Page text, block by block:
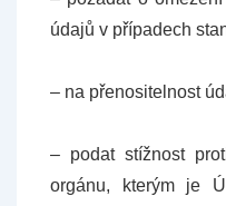
údajů v případech
– na přenositelnost
– podat stížnost
orgánu, kterým je